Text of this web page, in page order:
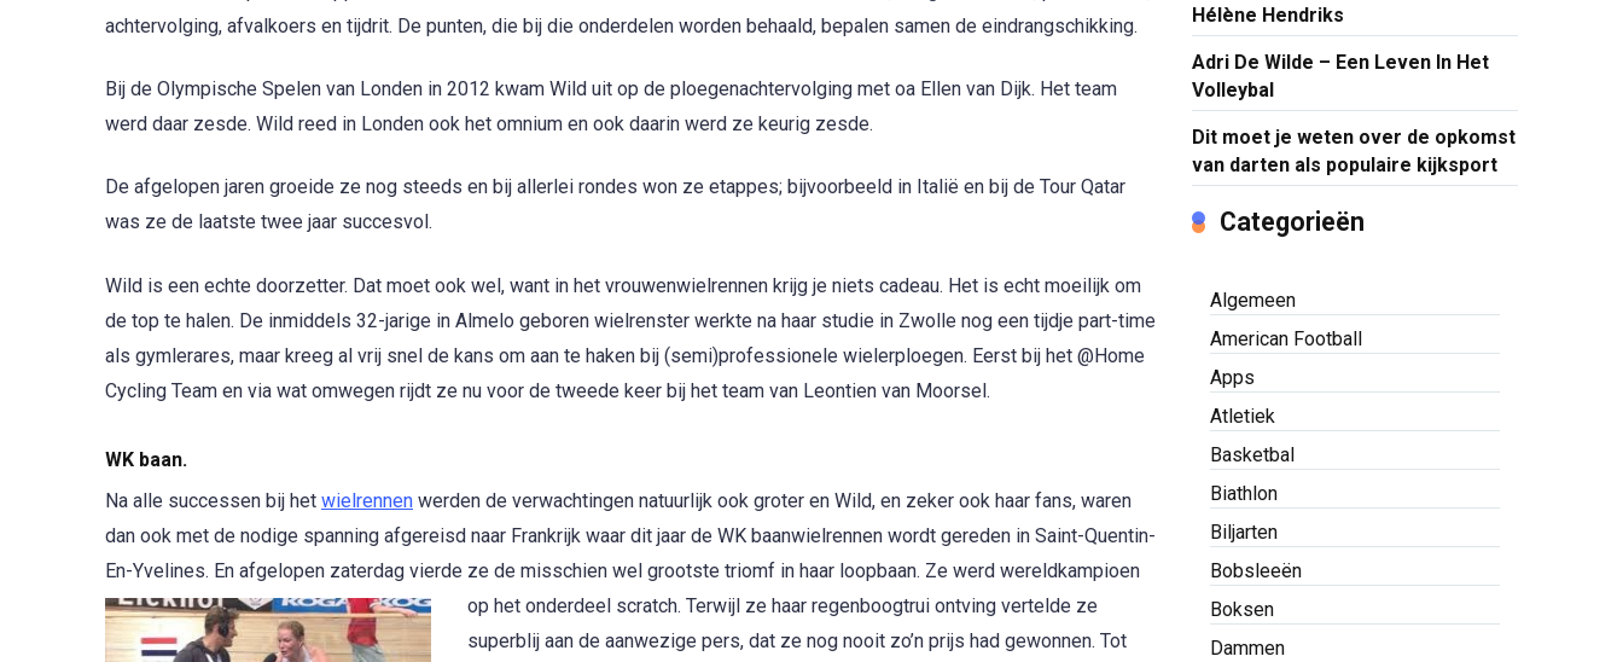
achtervolging, afvalkoers en tijdrit. De punten, die bij die onderdelen worden behaald, bepalen samen de eindrangschikking.
Bij de Olympische Spelen van Londen in 2012 kwam Wild uit op de ploegenachtervolging met oa Ellen van Dijk. Het team
werd daar zesde. Wild reed in Londen ook het omnium en ook daarin werd ze keurig zesde.
De afgelopen jaren groeide ze nog steeds en bij allerlei rondes won ze etappes; bijvoorbeeld in Italië en bij de Tour Qatar
was ze de laatste twee jaar succesvol.
Wild is een echte doorzetter. Dat moet ook wel, want in het vrouwenwielrennen krijg je niets cadeau. Het is echt moeilijk om
de top te halen. De inmiddels 32-jarige in Almelo geboren wielrenster werkte na haar studie in Zwolle nog een tijdje part-time
als gymlerares, maar kreeg al vrij snel de kans om aan te haken bij (semi)professionele wielerploegen. Eerst bij het @Home
Cycling Team en via wat omwegen rijdt ze nu voor de tweede keer bij het team van Leontien van Moorsel.
WK baan.
Na alle successen bij het wielrennen werden de verwachtingen natuurlijk ook groter en Wild, en zeker ook haar fans, waren
dan ook met de nodige spanning afgereisd naar Frankrijk waar dit jaar de WK baanwielrennen wordt gereden in Saint-Quentin-
En-Yvelines. En afgelopen zaterdag vierde ze de misschien wel grootste triomf in haar loopbaan. Ze werd wereldkampioen
op het onderdeel scratch. Terwijl ze haar regenboogtrui ontving vertelde ze
superblij aan de aanwezige pers, dat ze nog nooit zo’n prijs had gewonnen. Tot
Hélène Hendriks
Adri De Wilde – Een Leven In Het
Volleybal
Dit moet je weten over de opkomst
van darten als populaire kijksport
Categorieën
Algemeen
American Football
Apps
Atletiek
Basketbal
Biathlon
Biljarten
Bobsleeën
Boksen
Dammen